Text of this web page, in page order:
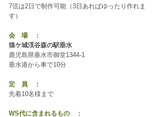
7弦は2日で制作可能（3日あればゆったり作れま
す）
会　場　：
猿ケ城渓谷森の駅垂水
鹿児島県垂水市御堂1344-1
垂水港から車で10分
定　員　：
先着10名様まで
WS代に含まれるもの　：